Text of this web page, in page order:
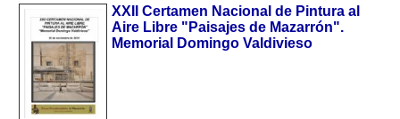
XXII Certamen Nacional de Pintura al
Aire Libre "Paisajes de Mazarrón".
Memorial Domingo Valdivieso